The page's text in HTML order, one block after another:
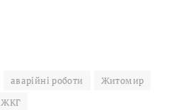
аварійні роботи
Житомир
ЖКГ